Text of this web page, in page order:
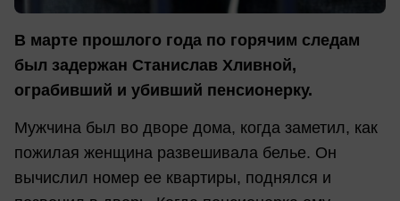
В марте прошлого года по горячим следам
был задержан Станислав Хливной,
ограбивший и убивший пенсионерку.
Мужчина был во дворе дома, когда заметил, как
пожилая женщина развешивала белье. Он
вычислил номер ее квартиры, поднялся и